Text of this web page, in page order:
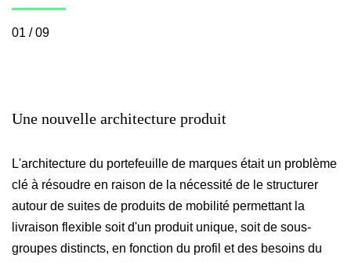
01 / 09
Une nouvelle architecture produit
L'architecture du portefeuille de marques était un problème
clé à résoudre en raison de la nécessité de le structurer
autour de suites de produits de mobilité permettant la
livraison flexible soit d'un produit unique, soit de sous-
groupes distincts, en fonction du profil et des besoins du